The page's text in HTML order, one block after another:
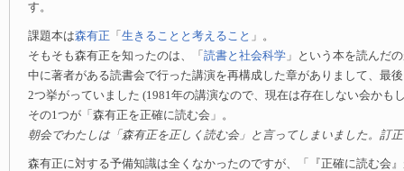
す。
課題本は森有正 「 生きることと考えること 」。
そもそも森有正を知ったのは、「 読書と社会科学 」という本を読んだ
中に著者がある読書会で行った講演を再構成した章がありまして、最
2つ挙がっていました (1981年の講演なので、現在は存在しない会かも
その1つが「森有正を正確に読む会」。
朝会でわたしは「森有正を正しく読む会」と言ってしまいました。訂
森有正に対する予備知識は全くなかったのですが、「『正確に読む会